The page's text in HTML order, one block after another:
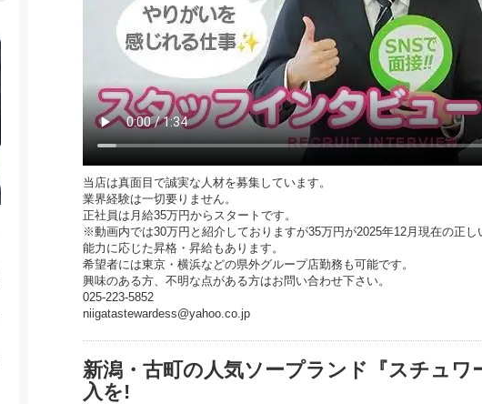
当店は真面目で誠実な人材を募集しています。
業界経験は一切要りません。
正社員は月給35万円からスタートです。
※動画内では30万円と紹介しておりますが35万円が2025年12月現在の正し
能力に応じた昇格・昇給もあります。
希望者には東京・横浜などの県外グループ店勤務も可能です。
興味のある方、不明な点がある方はお問い合わせ下さい。
025-223-5852
niigatastewardess@yahoo.co.jp
新潟・古町の人気ソープランド『スチュワ
入を!